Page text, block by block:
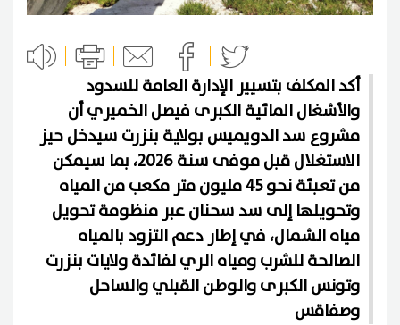
أكد المكلف بتسيير الإدارة العامة للسدود
والأشغال المائية الكبرى فيصل الخميري أن
مشروع سد الدويميس بولاية بنزرت سيدخل حيز
الاستغلال قبل موفى سنة 2026، بما سيمكن
من تعبئة نحو 45 مليون متر مكعب من المياه
وتحويلها إلى سد سحنان عبر منظومة تحويل
مياه الشمال، في إطار دعم التزود بالمياه
الصالحة للشرب ومياه الري لفائدة ولايات بنزرت
وتونس الكبرى والوطن القبلي والساحل
وصفاقس